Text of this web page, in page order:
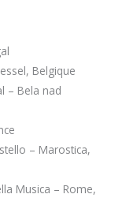
Belgique
– Bela nad
– Marostica,
Musica – Rome,